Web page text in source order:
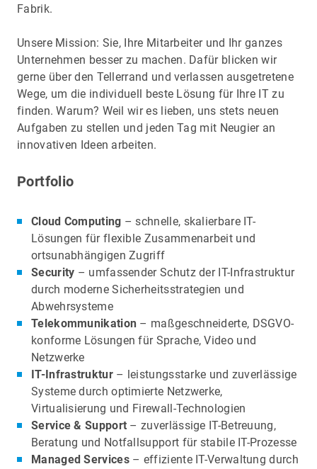
Fabrik.
Unsere Mission: Sie, Ihre Mitarbeiter und Ihr ganzes
Unternehmen besser zu machen. Dafür blicken wir
gerne über den Tellerrand und verlassen ausgetretene
Wege, um die individuell beste Lösung für Ihre IT zu
finden. Warum? Weil wir es lieben, uns stets neuen
Aufgaben zu stellen und jeden Tag mit Neugier an
innovativen Ideen arbeiten.
Portfolio
Cloud Computing – schnelle, skalierbare IT-
Lösungen für flexible Zusammenarbeit und
ortsunabhängigen Zugriff
Security – umfassender Schutz der IT-Infrastruktur
durch moderne Sicherheitsstrategien und
Abwehrsysteme
Telekommunikation – maßgeschneiderte, DSGVO-
konforme Lösungen für Sprache, Video und
Netzwerke
IT-Infrastruktur– leistungsstarke und zuverlässige
Systeme durch optimierte Netzwerke,
Virtualisierung und Firewall-Technologien
Service & Support – zuverlässige IT-Betreuung,
Beratung und Notfallsupport für stabile IT-Prozesse
Managed Services– effiziente IT-Verwaltung durch